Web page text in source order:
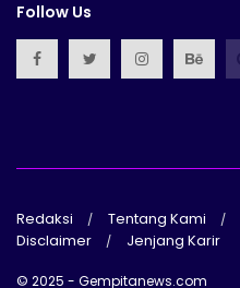
Follow Us
Redaksi Tentang Kami
Disclaimer
Jenjang Karir
© 2025 - Gempitanews.com